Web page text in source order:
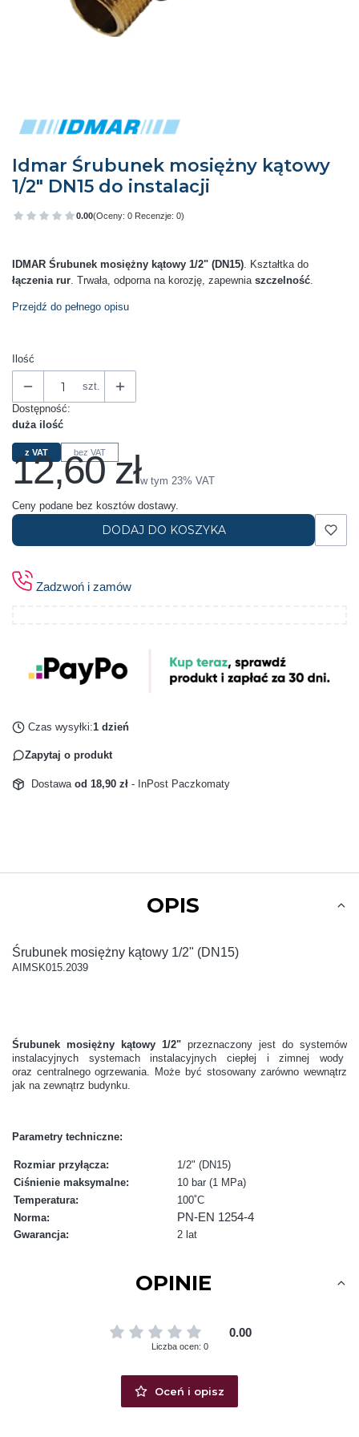
Idmar Śrubunek mosiężny kątowy
1/2" DN15 do instalacji
0.00(Oceny: 0 Recenzje: 0)
Przejdź do sekcji Opinie
IDMAR Śrubunek mosiężny kątowy 1/2" (DN15). Kształtka do
łączenia rur. Trwała, odporna na korozję, zapewnia szczelność.
Przejdź do pełnego opisu
Ilość
szt.
Dostępność:
duża ilość
z VAT bez VAT
Cena
12,60 złw tym 23% VAT
w tym 23% VAT
Ceny podane bez kosztów dostawy.
DODAJ DO KOSZYKA
Zadzwoń i zamów
Czas wysyłki:1 dzień
Zapytaj o produkt
Dostawa od 18,90 zł - InPost Paczkomaty
OPIS
Śrubunek mosiężny kątowy 1/2" (DN15)
AIMSK015.2039
Śrubunek mosiężny kątowy 1/2" przeznaczony jest do systemów
instalacyjnych systemach instalacyjnych ciepłej i zimnej wody
oraz centralnego ogrzewania. Może być stosowany zarówno wewnątrz
jak na zewnątrz budynku.
Parametry techniczne:
Rozmiar przyłącza:
1/2" (DN15)
Ciśnienie maksymalne:
10 bar (1 MPa)
Temperatura:
100˚C
Norma:
PN-EN 1254-4
Gwarancja: 2 lat
OPINIE
0.00
Liczba ocen: 0
Oceń i opisz